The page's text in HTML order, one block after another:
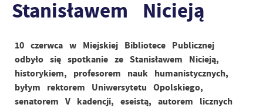
Stanisławem Nicieją
10 czerwca w Miejskiej Bibliotece Publicznej
odbyło się spotkanie ze Stanisławem Nicieją,
historykiem, profesorem nauk humanistycznych,
byłym rektorem Uniwersytetu Opolskiego,
senatorem V kadencji, eseistą, autorem licznych